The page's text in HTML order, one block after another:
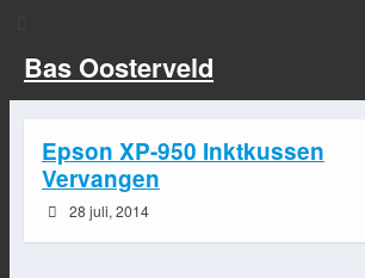
Bas Oosterveld
Epson XP-950 Inktkussen
Vervangen
28 juli, 2014